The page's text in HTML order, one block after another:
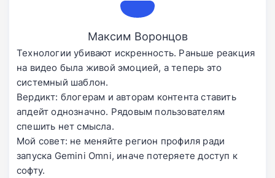
Максим Воронцов
Технологии убивают искренность. Раньше реакция
на видео была живой эмоцией, а теперь это
системный шаблон.
Вердикт: блогерам и авторам контента ставить
апдейт однозначно. Рядовым пользователям
спешить нет смысла.
Мой совет: не меняйте регион профиля ради
запуска Gemini Omni, иначе потеряете доступ к
софту.